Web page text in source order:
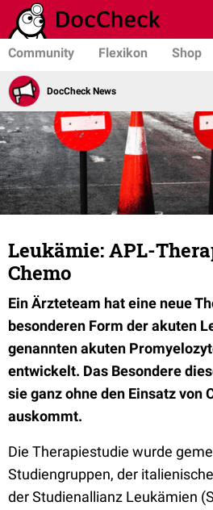
Community Flexikon Shop
DocCheck News
Leukämie: APL-
Chemo
Ein Ärzteteam hat eine neue
besonderen Form der akuten
genannten akuten
entwickelt. Das Besondere
sie ganz ohne den Einsatz von
auskommt.
Die Therapiestudie wurde
Studiengruppen, der
der Studienallianz Leukämien